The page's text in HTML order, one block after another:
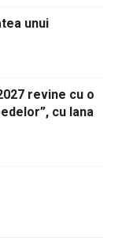
unui
revine cu o
cu Iana